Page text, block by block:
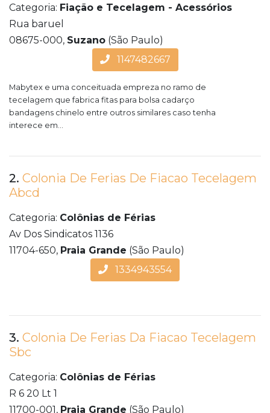
Categoria: Fiação e Tecelagem - Acessórios
Rua baruel
08675-000, Suzano (São Paulo)
1147482667
Mabytex e uma conceituada empreza no ramo de
tecelagem que fabrica fitas para bolsa cadarço
bandagens chinelo entre outros similares caso tenha
interece em...
2. Colonia De Ferias De Fiacao Tecelagem
Abcd
Categoria: Colônias de Férias
Av Dos Sindicatos 1136
11704-650, Praia Grande (São Paulo)
1334943554
3. Colonia De Ferias Da Fiacao Tecelagem
Sbc
Categoria: Colônias de Férias
R 6 20 Lt 1
11700-001, Praia Grande (São Paulo)